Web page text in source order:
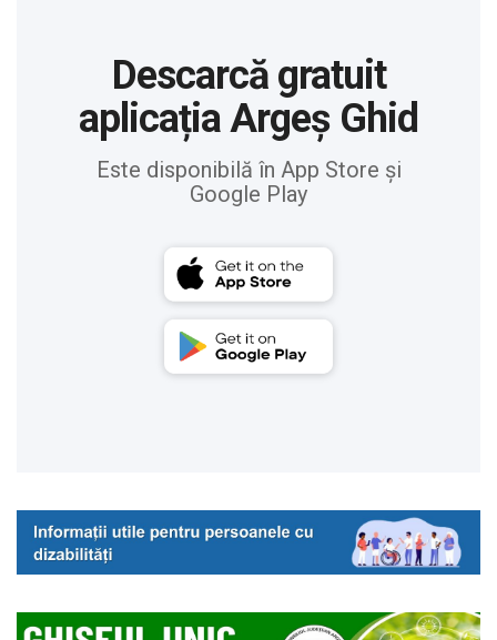
Descarcă gratuit
aplicația Argeș Ghid
Este disponibilă în App Store și
Google Play